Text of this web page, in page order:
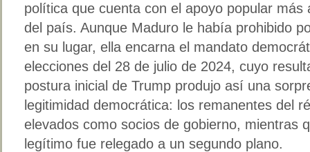
política que cuenta con el apoyo popular más
del país. Aunque Maduro le había prohibido
en su lugar, ella encarna el mandato
elecciones del 28 de julio de 2024, cuyo
postura inicial de Trump produjo así una
legitimidad democrática: los remanentes del
elevados como socios de gobierno, mientras
legítimo fue relegado a un segundo plano.